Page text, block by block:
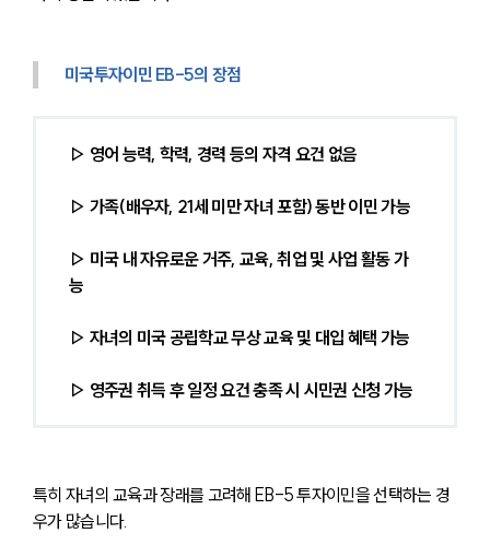
업무분야
구성원 소개
해외이민전문변호사
소식/자료
공지사항
세미나
미국투자이민 EB-5의 장점
▷ 영어 능력, 학력, 경력 등의 자격 요건 없음
▷ 가족(배우자, 21세 미만 자녀 포함) 동반 이민 가능
▷ 미국 내 자유로운 거주, 교육, 취업 및 사업 활동 가
능
▷ 자녀의 미국 공립학교 무상 교육 및 대입 혜택 가능
▷ 영주권 취득 후 일정 요건 충족 시 시민권 신청 가능
특히 자녀의 교육과 장래를 고려해 EB-5 투자이민을 선택하는 경
우가 많습니다.